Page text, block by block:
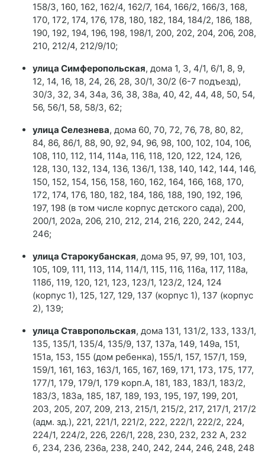
158/3, 160, 162, 162/4, 162/7, 164, 166/2, 166/3, 168,
170, 172, 174, 176, 178, 180, 182, 184, 184/2, 186, 188,
190, 192, 194, 196, 198, 198/1, 200, 202, 204, 206, 208,
210, 212/4, 212/9/10;
улица Симферопольская, дома 1, 3, 4/1, 6/1, 8, 9,
12, 14, 16, 18, 24, 26, 28, 30/1, 30/2 (6-7 подъезд),
30/3, 32, 34, 34а, 36, 38, 38а, 40, 42, 44, 48, 50, 54,
56, 56/1, 58, 58/3, 62;
улица Селезнева, дома 60, 70, 72, 76, 78, 80, 82,
84, 86, 86/1, 88, 90, 92, 94, 96, 98, 100, 102, 104, 106,
108, 110, 112, 114, 114а, 116, 118, 120, 122, 124, 126,
128, 130, 132, 134, 136, 136/1, 138, 140, 142, 144, 146,
150, 152, 154, 156, 158, 160, 162, 164, 166, 168, 170,
172, 174, 176, 180, 182, 184, 186, 188, 190, 192, 196,
197, 198 (в том числе корпус детского сада), 200,
200/1, 202а, 206, 210, 212, 214, 216, 220, 242, 244,
246;
улица Старокубанская, дома 95, 97, 99, 101, 103,
105, 109, 111, 113, 114, 114/1, 115, 116, 116а, 117, 118а,
118б, 119, 120, 121, 123, 123/1, 123/2, 124, 124
(корпус 1), 125, 127, 129, 137 (корпус 1), 137 (корпус
2), 139;
улица Ставропольская, дома 131, 131/2, 133, 133/1,
135, 135/1, 135/4, 135/9, 137, 137а, 149, 149а, 151,
151а, 153, 155 (дом ребенка), 155/1, 157, 157/1, 159,
159/1, 161, 163, 163/1, 165, 167, 169, 171, 173, 175, 177,
177/1, 179, 179/1, 179 корп.А, 181, 183, 183/1, 183/2,
183/3, 183а, 185, 187, 189, 193, 195, 197, 199, 201,
203, 205, 207, 209, 213, 215/1, 215/2, 217, 217/1, 217/2
(адм. зд.), 221, 221/1, 221/2, 222, 222/1, 222/2, 224,
224/1, 224/2, 226, 226/1, 228, 230, 232, 232 А, 232
б, 234, 236, 236а, 238, 240, 242, 244, 246, 248, 248